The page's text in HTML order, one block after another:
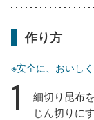
作り方
※安全に、おいし
1
細切り昆布
じん切りにす